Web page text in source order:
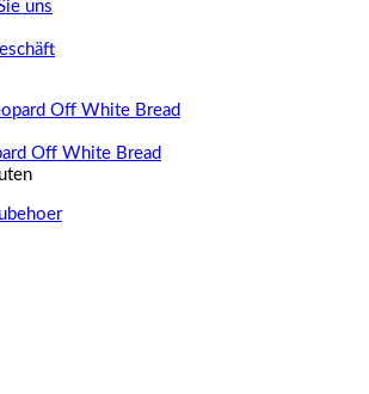
uns
Off White Bread